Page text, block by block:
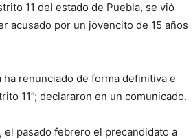
11 del estado de Puebla, se vió
acusado por un jovencito de 15 años
renunciado de forma definitiva e
11”; declararon en un comunicado.
pasado febrero el precandidato a